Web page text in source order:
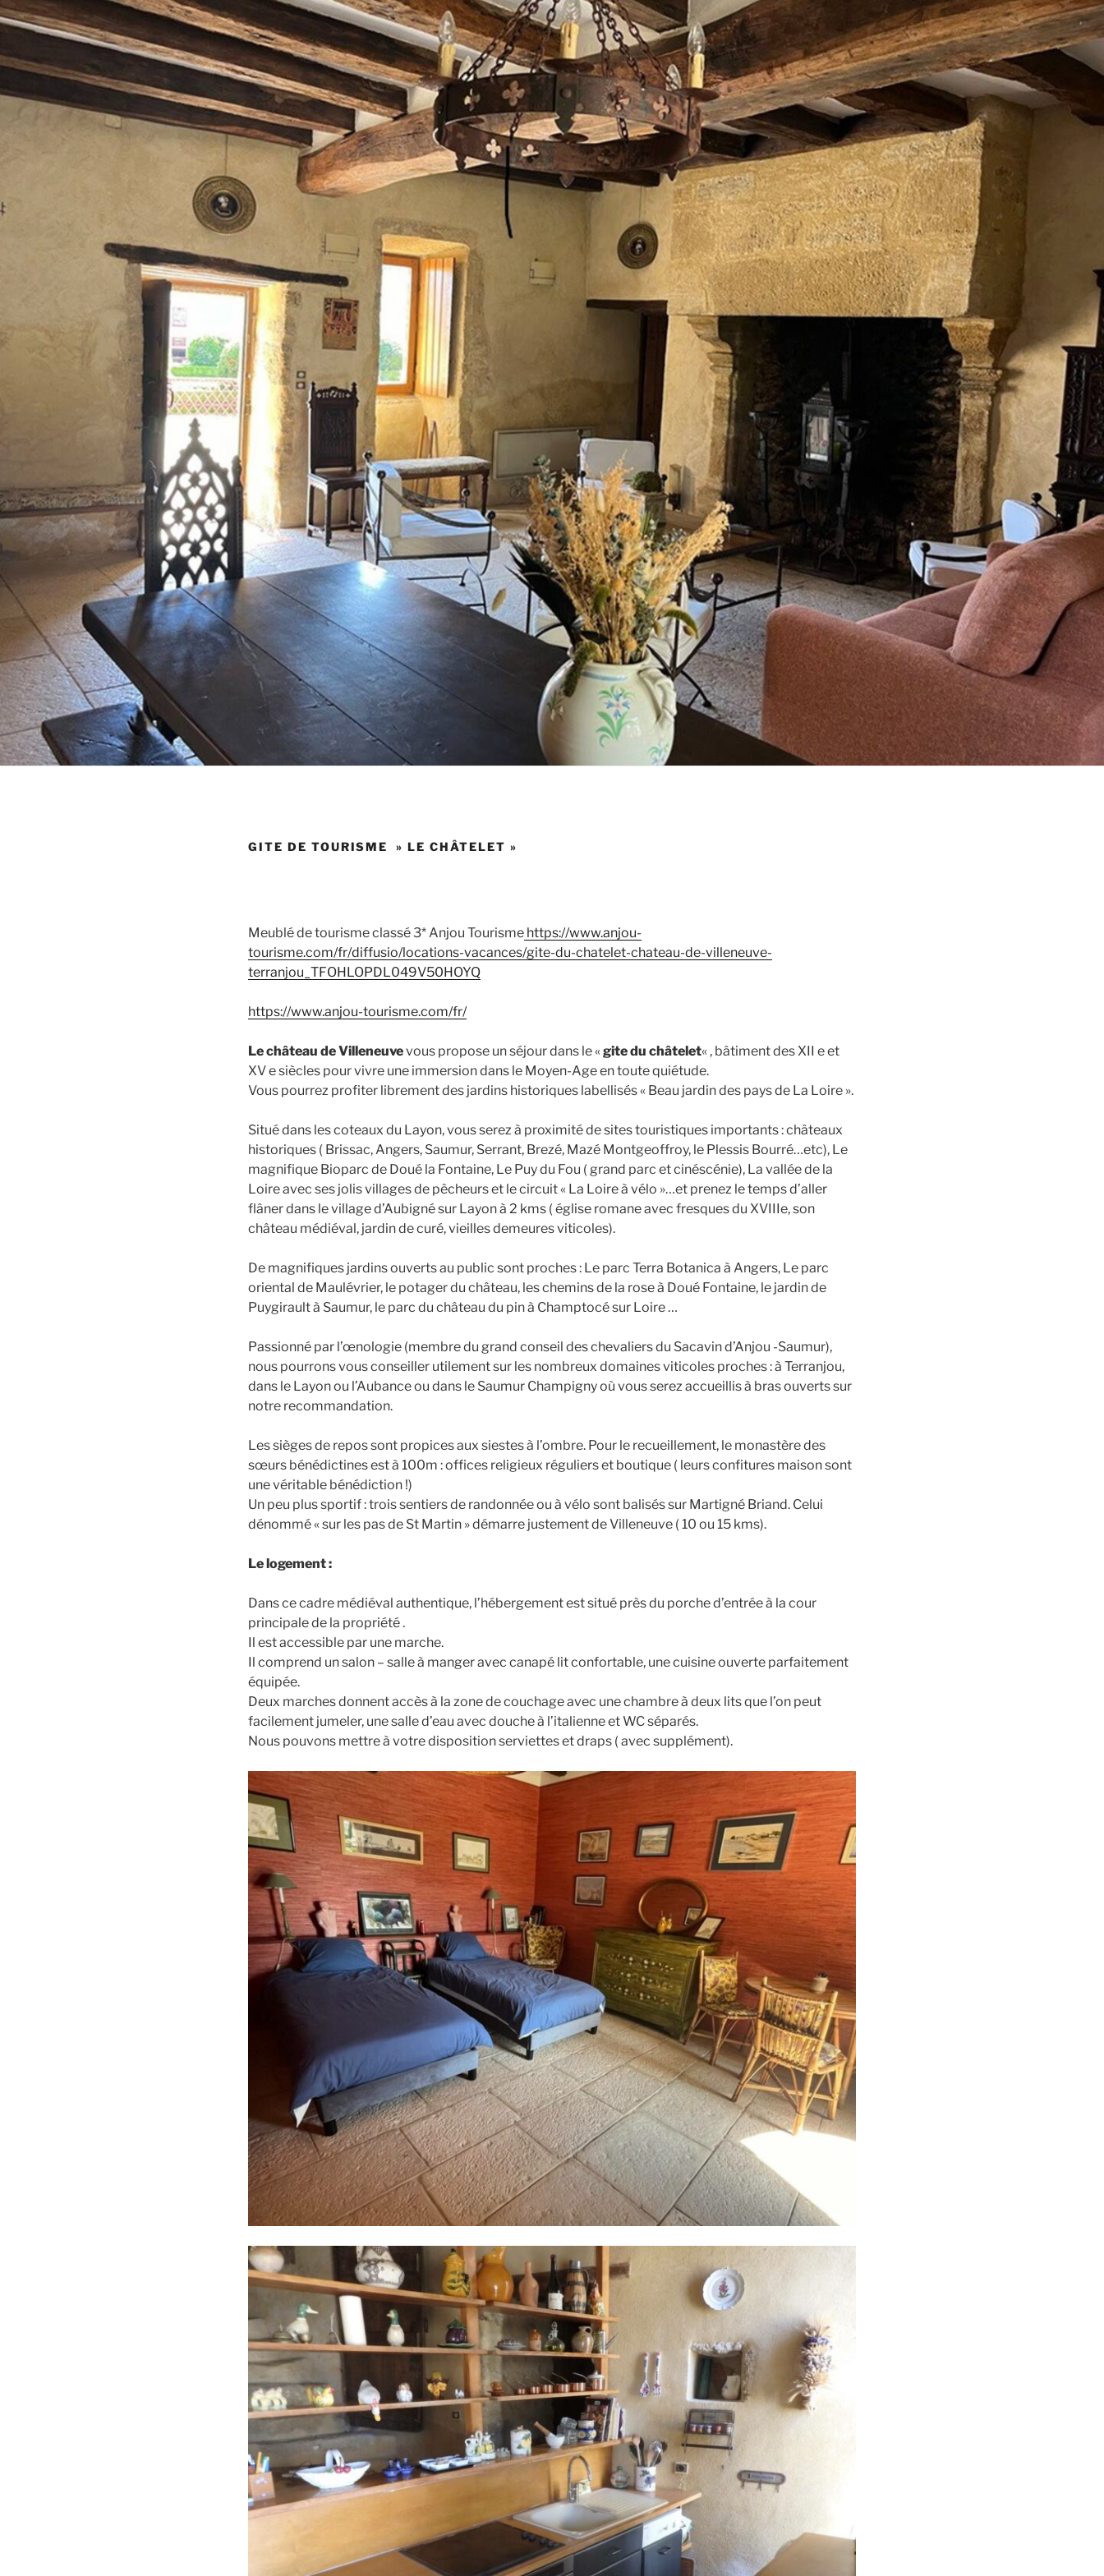
GITE DE TOURISME » LE CHÂTELET »
Meublé de tourisme classé 3* Anjou Tourisme https://www.anjou-
tourisme.com/fr/diffusio/locations-vacances/gite-du-chatelet-chateau-de-villeneuve-
terranjou_TFOHLOPDL049V50HOYQ
https://www.anjou-tourisme.com/fr/
Le château de Villeneuvevous propose un séjour dans le «gite du châtelet« , bâtiment des XII e et
XV e siècles pour vivre une immersion dans le Moyen-Age en toute quiétude.
Vous pourrez profiter librement des jardins historiques labellisés « Beau jardin des pays de La Loire ».
Situé dans les coteaux du Layon, vous serez à proximité de sites touristiques importants : châteaux
historiques ( Brissac, Angers, Saumur, Serrant, Brezé, Mazé Montgeoffroy, le Plessis Bourré…etc), Le
magnifique Bioparc de Doué la Fontaine, Le Puy du Fou ( grand parc et cinéscénie), La vallée de la
Loire avec ses jolis villages de pêcheurs et le circuit « La Loire à vélo »…et prenez le temps d’aller
flâner dans le village d’Aubigné sur Layon à 2 kms ( église romane avec fresques du XVIIIe, son
château médiéval, jardin de curé, vieilles demeures viticoles).
De magnifiques jardins ouverts au public sont proches : Le parc Terra Botanica à Angers, Le parc
oriental de Maulévrier, le potager du château, les chemins de la rose à Doué Fontaine, le jardin de
Puygirault à Saumur, le parc du château du pin à Champtocé sur Loire …
Passionné par l’œnologie (membre du grand conseil des chevaliers du Sacavin d’Anjou -Saumur),
nous pourrons vous conseiller utilement sur les nombreux domaines viticoles proches : à Terranjou,
dans le Layon ou l’Aubance ou dans le Saumur Champigny où vous serez accueillis à bras ouverts sur
notre recommandation.
Les sièges de repos sont propices aux siestes à l’ombre. Pour le recueillement, le monastère des
sœurs bénédictines est à 100m : offices religieux réguliers et boutique ( leurs confitures maison sont
une véritable bénédiction !)
Un peu plus sportif : trois sentiers de randonnée ou à vélo sont balisés sur Martigné Briand. Celui
dénommé « sur les pas de St Martin » démarre justement de Villeneuve ( 10 ou 15 kms).
Le logement :
Dans ce cadre médiéval authentique, l’hébergement est situé près du porche d’entrée à la cour
principale de la propriété .
Il est accessible par une marche.
Il comprend un salon – salle à manger avec canapé lit confortable, une cuisine ouverte parfaitement
équipée.
Deux marches donnent accès à la zone de couchage avec une chambre à deux lits que l’on peut
facilement jumeler, une salle d’eau avec douche à l’italienne et WC séparés.
Nous pouvons mettre à votre disposition serviettes et draps ( avec supplément).